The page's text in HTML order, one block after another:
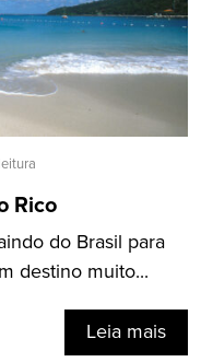
Rico
do Brasil para
destino muito...
Leia mais